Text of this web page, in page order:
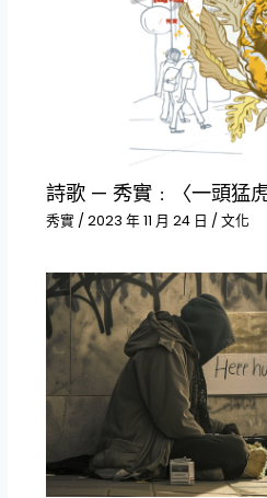
詩歌 — 秀實﹕〈一頭猛
秀實/ 2023 年 11 月 24 日 / 文化